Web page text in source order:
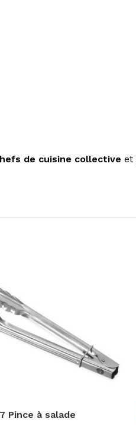
de cuisine collective et
Pince à salade